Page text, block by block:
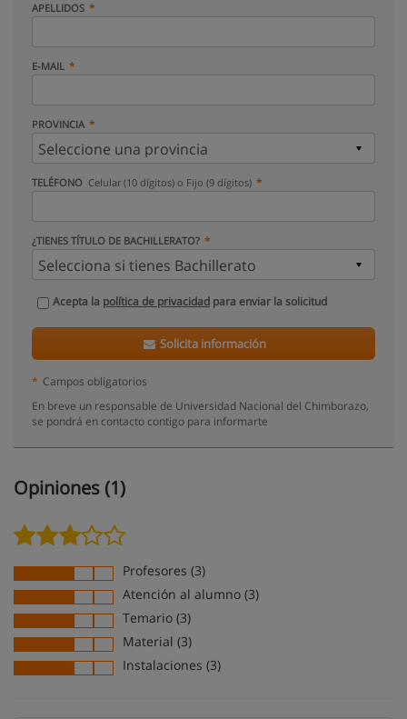
APELLIDOS
E-MAIL
PROVINCIA
TELÉFONO Celular (10 dígitos) o Fijo (9 dígitos)
¿TIENES TÍTULO DE BACHILLERATO?
Acepta la política de privacidad para enviar la solicitud
Solicita información
* Campos obligatorios
En breve un responsable de Universidad Nacional del Chimborazo,
se pondrá en contacto contigo para informarte
Opiniones (1)
Profesores (3)
Atención al alumno (3)
Temario (3)
Material (3)
Instalaciones (3)